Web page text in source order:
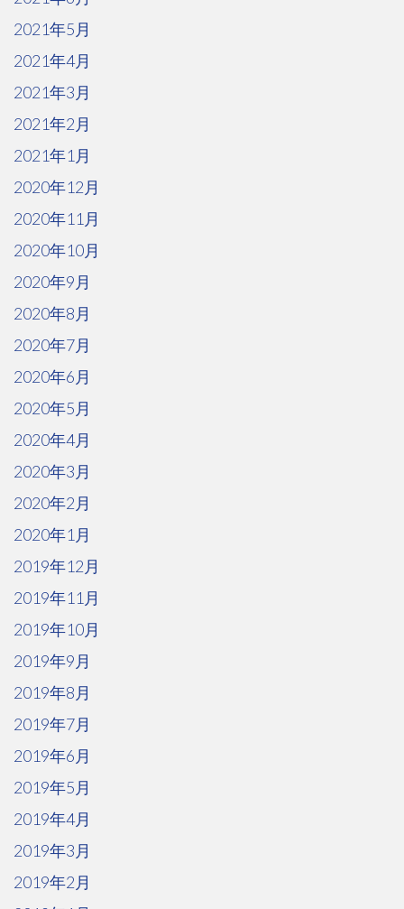
2021年5月
2021年4月
2021年3月
2021年2月
2021年1月
2020年12月
2020年11月
2020年10月
2020年9月
2020年8月
2020年7月
2020年6月
2020年5月
2020年4月
2020年3月
2020年2月
2020年1月
2019年12月
2019年11月
2019年10月
2019年9月
2019年8月
2019年7月
2019年6月
2019年5月
2019年4月
2019年3月
2019年2月